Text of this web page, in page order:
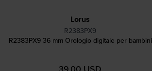
Lorus
R2383PX9
R2383PX9 36 mm Orologio digitale per bambini